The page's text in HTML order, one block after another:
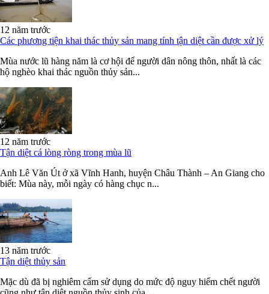
12 năm trước
Các phương tiện khai thác thủy sản mang tính tận diệt cần được xử lý
Mùa nước lũ hàng năm là cơ hội để người dân nông thôn, nhất là các
hộ nghèo khai thác nguồn thủy sản...
12 năm trước
Tận diệt cá lòng ròng trong mùa lũ
Anh Lê Văn Út ở xã Vĩnh Hanh, huyện Châu Thành – An Giang cho
biết: Mùa này, mỗi ngày có hàng chục n...
13 năm trước
Tận diệt thủy sản
Mặc dù đã bị nghiêm cấm sử dụng do mức độ nguy hiểm chết người